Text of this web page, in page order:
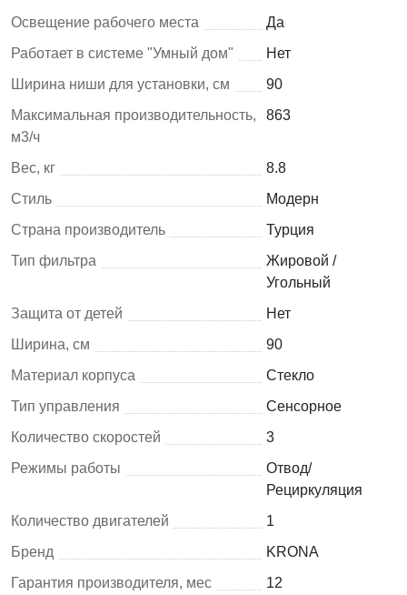
Освещение рабочего места
Да
Работает в системе "Умный дом"
Нет
Ширина ниши для установки, см
90
Максимальная производительность,
м3/ч
863
Вес, кг
8.8
Стиль
Модерн
Страна производитель
Турция
Тип фильтра
Жировой /
Угольный
Защита от детей
Нет
Ширина, см
90
Материал корпуса
Стекло
Тип управления
Сенсорное
Количество скоростей
3
Режимы работы
Отвод/
Рециркуляция
Количество двигателей
1
Бренд
KRONA
Гарантия производителя, мес
12